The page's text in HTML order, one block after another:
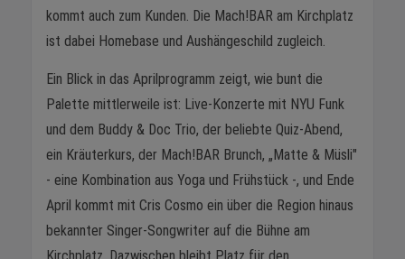
kommt auch zum Kunden. Die Mach!BAR am Kirchplatz
ist dabei Homebase und Aushängeschild zugleich.
Ein Blick in das Aprilprogramm zeigt, wie bunt die
Palette mittlerweile ist: Live-Konzerte mit NYU Funk
und dem Buddy & Doc Trio, der beliebte Quiz-Abend,
ein Kräuterkurs, der Mach!BAR Brunch, „Matte & Müsli"
- eine Kombination aus Yoga und Frühstück -, und Ende
April kommt mit Cris Cosmo ein über die Region hinaus
bekannter Singer-Songwriter auf die Bühne am
Kirchplatz. Dazwischen bleibt Platz für den